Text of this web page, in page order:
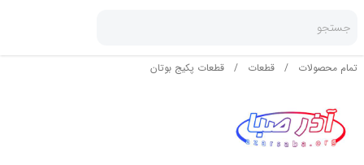
جستجو
تمام محصولات / قطعات / قطعات پکیج بوتان